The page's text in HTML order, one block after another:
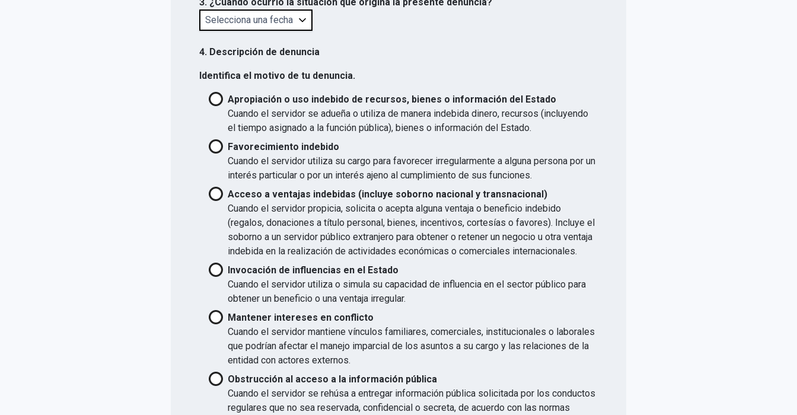
4. Descripción de denuncia
Identifica el motivo de tu denuncia.
Apropiación o uso indebido de recursos, bienes o información del Estado
Cuando el servidor se adueña o utiliza de manera indebida dinero, recursos (incluyendo
el tiempo asignado a la función pública), bienes o información del Estado.
Favorecimiento indebido
Cuando el servidor utiliza su cargo para favorecer irregularmente a alguna persona por un
interés particular o por un interés ajeno al cumplimiento de sus funciones.
Acceso a ventajas indebidas (incluye soborno nacional y transnacional)
Cuando el servidor propicia, solicita o acepta alguna ventaja o beneficio indebido
(regalos, donaciones a título personal, bienes, incentivos, cortesías o favores). Incluye el
soborno a un servidor público extranjero para obtener o retener un negocio u otra ventaja
indebida en la realización de actividades económicas o comerciales internacionales.
Invocación de influencias en el Estado
Cuando el servidor utiliza o simula su capacidad de influencia en el sector público para
obtener un beneficio o una ventaja irregular.
Mantener intereses en conflicto
Cuando el servidor mantiene vínculos familiares, comerciales, institucionales o laborales
que podrían afectar el manejo imparcial de los asuntos a su cargo y las relaciones de la
entidad con actores externos.
Obstrucción al acceso a la información pública
Cuando el servidor se rehúsa a entregar información pública solicitada por los conductos
regulares que no sea reservada, confidencial o secreta, de acuerdo con las normas